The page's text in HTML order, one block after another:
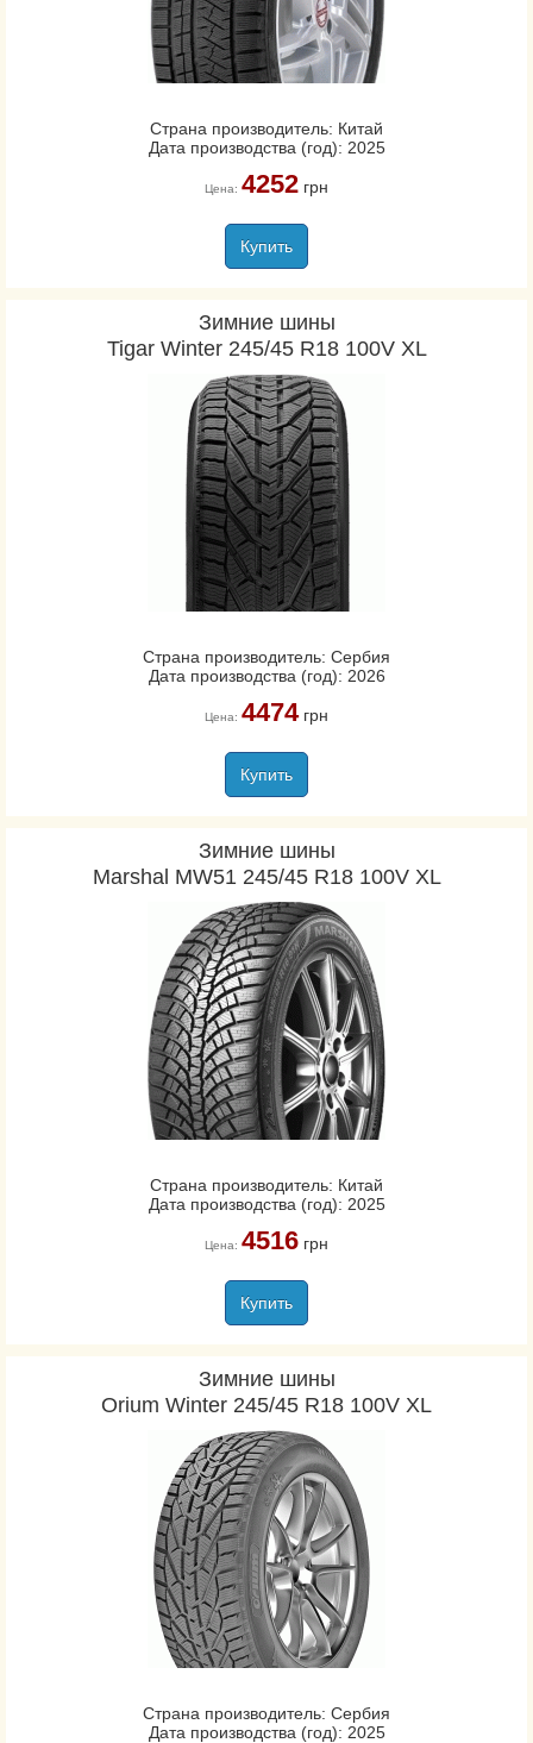
Страна производитель: Китай
Дата производства (год): 2025
Цена: 4252грн
Купить
Зимние шины
Tigar Winter 245/45 R18 100V XL
Страна производитель: Сербия
Дата производства (год): 2026
Цена: 4474грн
Купить
Зимние шины
Marshal MW51 245/45 R18 100V XL
Страна производитель: Китай
Дата производства (год): 2025
Цена: 4516грн
Купить
Зимние шины
Orium Winter 245/45 R18 100V XL
Страна производитель: Сербия
Дата производства (год): 2025